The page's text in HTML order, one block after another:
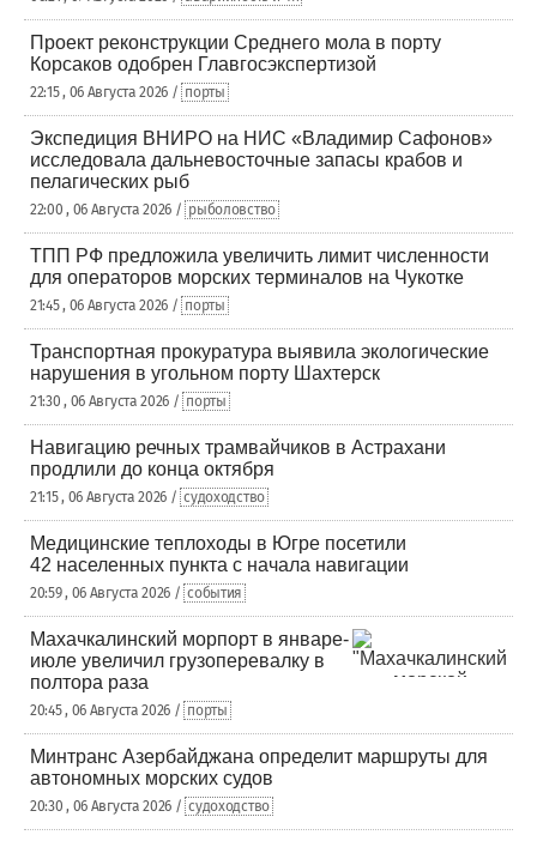
Проект реконструкции Среднего мола в порту
Корсаков одобрен Главгосэкспертизой
22:15 , 06 Августа 2026 / порты
Экспедиция ВНИРО на НИС «Владимир Сафонов»
исследовала дальневосточные запасы крабов и
пелагических рыб
22:00 , 06 Августа 2026 / рыболовство
ТПП РФ предложила увеличить лимит численности
для операторов морских терминалов на Чукотке
21:45 , 06 Августа 2026 / порты
Транспортная прокуратура выявила экологические
нарушения в угольном порту Шахтерск
21:30 , 06 Августа 2026 / порты
Навигацию речных трамвайчиков в Астрахани
продлили до конца октября
21:15 , 06 Августа 2026 / судоходство
Медицинские теплоходы в Югре посетили
42 населенных пункта с начала навигации
20:59 , 06 Августа 2026 / события
Махачкалинский морпорт в январе-
июле увеличил грузоперевалку в
полтора раза
20:45 , 06 Августа 2026 / порты
Минтранс Азербайджана определит маршруты для
автономных морских судов
20:30 , 06 Августа 2026 / судоходство